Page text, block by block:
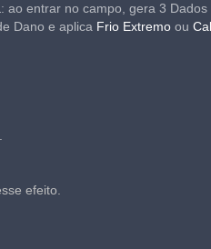
: ao entrar no campo, gera 3
Dano e aplica Frio Extremo ou
efeito.